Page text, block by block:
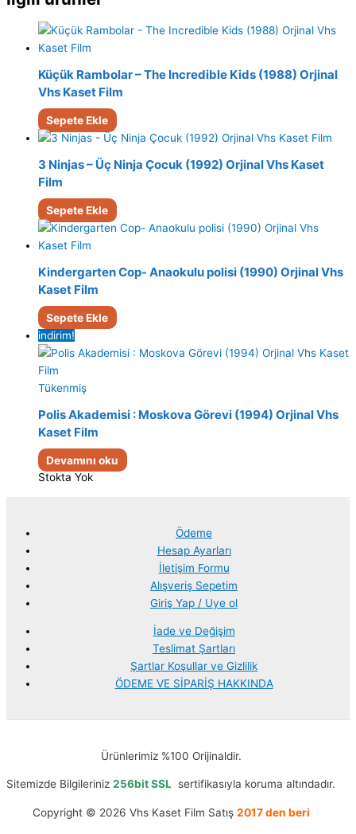
Küçük Rambolar – The Incredible Kids (1988) Orjinal
Vhs Kaset Film
Sepete Ekle
3 Ninjas – Üç Ninja Çocuk (1992) Orjinal Vhs Kaset
Film
Sepete Ekle
Kindergarten Cop- Anaokulu polisi (1990) Orjinal Vhs
Kaset Film
Sepete Ekle
indirim!
Tükenmiş
Polis Akademisi : Moskova Görevi (1994) Orjinal Vhs
Kaset Film
Devamını oku
Stokta Yok
Ödeme
Hesap Ayarları
İletişim Formu
Alışveriş Sepetim
Giriş Yap / Uye ol
İade ve Değişim
Teslimat Şartları
Şartlar Koşullar ve Gizlilik
ÖDEME VE SİPARİŞ HAKKINDA
Ürünlerimiz %100 Orijinaldir.
Sitemizde Bilgileriniz 256bit SSL sertifikasıyla koruma altındadır.
Copyright © 2026 Vhs Kaset Film Satış 2017 den beri